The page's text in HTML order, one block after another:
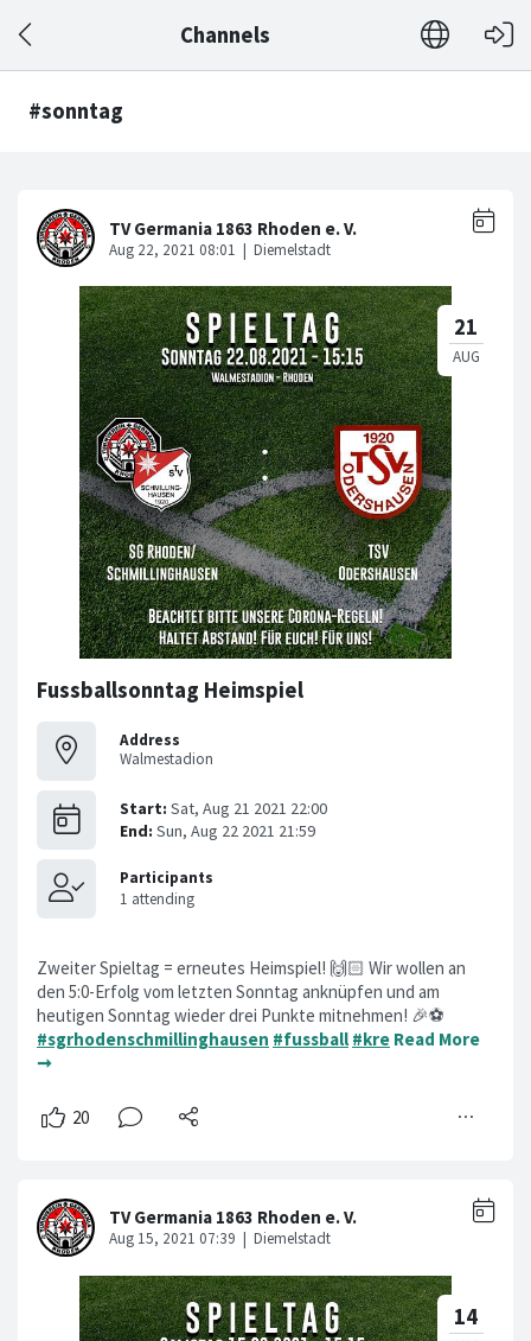
Channels
#sonntag
Fussballsonntag Heimspiel
Address
Walmestadion
Zweiter Spieltag = erneutes Heimspiel! 🙌🏻 Wir wollen an
den 5:0-Erfolg vom letzten Sonntag anknüpfen und am
heutigen Sonntag wieder drei Punkte mitnehmen! 🎉⚽️
#sgrhodenschmillinghausen #fussball #kre Read More
➞